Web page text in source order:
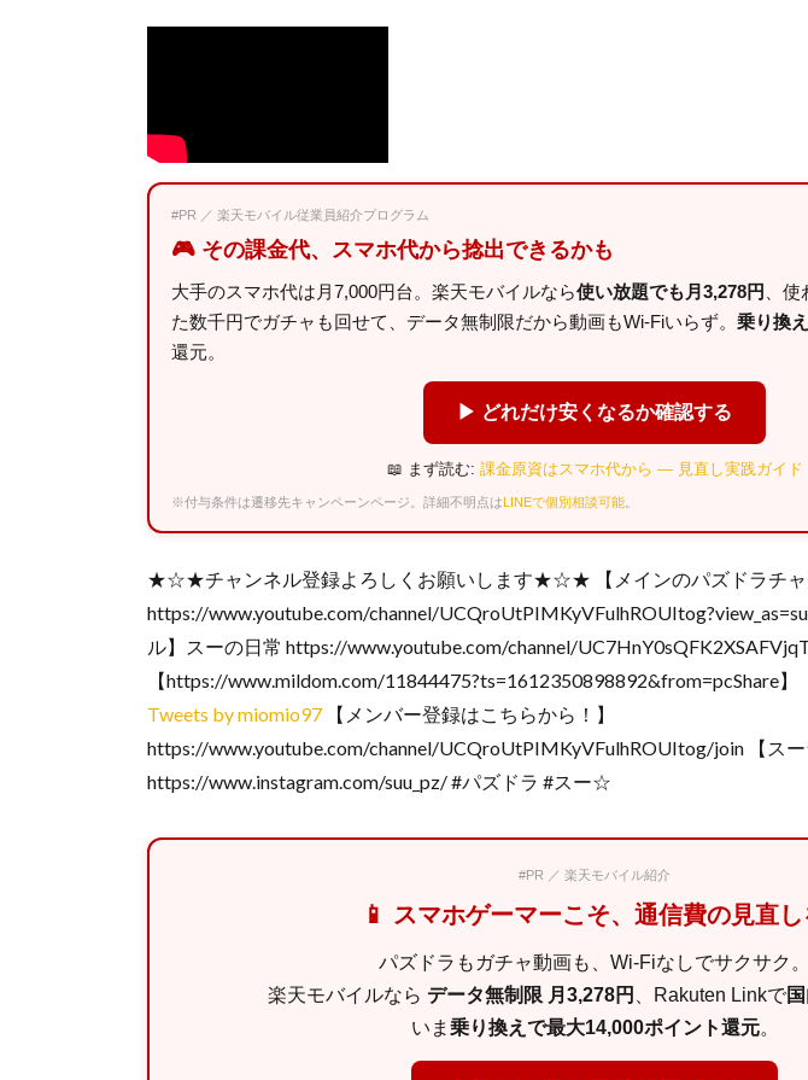
#PR ／ 楽天モバイル従業員紹介プログラム
🎮 その課金代、スマホ代から捻出できるかも
大手のスマホ代は月7,000円台。楽天モバイルなら使い放題でも月3,278円 、
た数千円でガチャも回せて、データ無制限だから動画もWi-Fiいらず。 乗り換
還元。
▶ どれだけ安くなるか確認する
📖 まず読む: 課金原資はスマホ代から — 見直し実践ガイド
※付与条件は遷移先キャンペーンページ。詳細不明点はLINEで個別相談可能
★☆★チャンネル登録よろしくお願いします★☆★ 【メインのパズドラチャ
https://www.youtube.com/channel/
ル】スーの日常 https://www.youtube.com/channel/
【https://www.mildom.com/11844475?ts=1612350898892&from=pcShare
Tweets by miomio97 【メンバー登録はこちらから！】
https://www.youtube.com/channel/UCQroUtPIMKyVFulhROUItog/join 【ス
https://www.instagram.com/suu_pz/ #パズドラ #スー☆
#PR ／ 楽天モバイル紹介
📱 スマホゲーマーこそ、通信費の見直し
パズドラもガチャ動画も、Wi-Fiなしでサクサク。
楽天モバイルなら データ無制限 月3,278円 、Rakuten Linkで
いま 乗り換えで最大14,000ポイント還元。